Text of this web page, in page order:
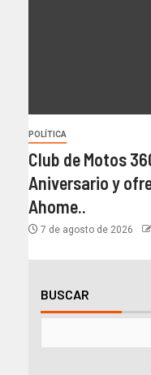
POLÍTICA
Club de Motos
Aniversario y
Ahome..
7 de agosto de 2026
BUSCAR